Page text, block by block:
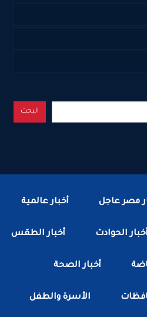
البحث
مصر عاجل أخبار عالمية
أخبار الحوادث أخبار الطقس
أخبار الصحة
الأسرة والطفل